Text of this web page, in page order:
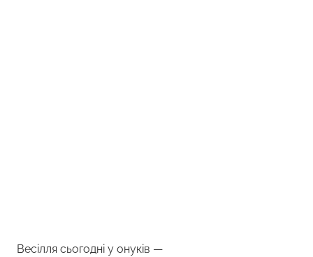
Весілля сьогодні у онуків —